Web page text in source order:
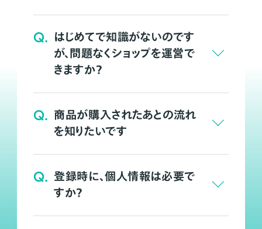
Q. はじめてで知識がないのです
が、問題なくショップを運営で
きますか？
Q. 商品が購入されたあとの流れ
を知りたいです
Q. 登録時に、個人情報は必要で
すか？